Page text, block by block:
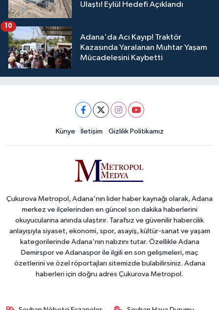
Ulaştı! Eylül Hedefi Açıklandı
Adana'da Acı Kayıp! Traktör
Kazasında Yaralanan Muhtar Yaşam
Mücadelesini Kaybetti
10
Künye İletişim Gizlilik Politikamız
Çukurova Metropol, Adana'nın lider haber kaynağı olarak, Adana
merkez ve ilçelerinden en güncel son dakika haberlerini
okuyucularına anında ulaştırır. Tarafsız ve güvenilir habercilik
anlayışıyla siyaset, ekonomi, spor, asayiş, kültür-sanat ve yaşam
kategorilerinde Adana'nın nabzını tutar. Özellikle Adana
Demirspor ve Adanaspor ile ilgili en son gelişmeleri, maç
özetlerini ve özel röportajları sitemizde bulabilirsiniz. Adana
haberleri için doğru adres Çukurova Metropol.